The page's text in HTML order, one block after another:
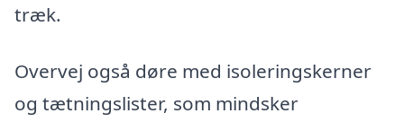
træk.
Overvej også døre med isoleringskerner
og tætningslister, som mindsker